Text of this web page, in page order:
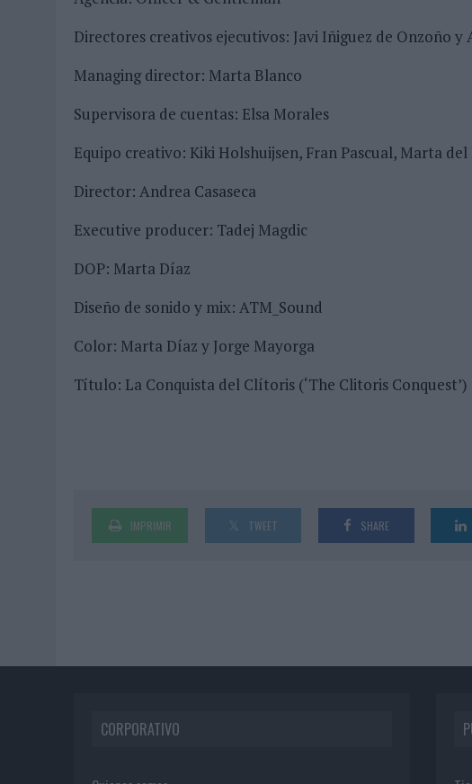
Directores creativos ejecutivos: Javi Iñiguez de Onzoño y
Managing director: Marta Blanco
Supervisora de cuentas: Elsa Morales
Equipo creativo: Kiki Holshuijsen, Fran Pascual, Marta
Director: Andrea Casaseca
Executive producer: Tadej Magdic
DOP: Marta Díaz
Diseño de sonido y mix: ATM_Sound
Color: Marta Díaz y Jorge Mayorga
Título: La Conquista del Clítoris (‘The Clitoris Conquest’)
IMPRIMIR TWEET SHARE
CORPORATIVO